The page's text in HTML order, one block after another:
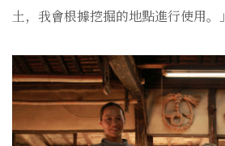
土，我會根據挖掘的地點進行使用。」